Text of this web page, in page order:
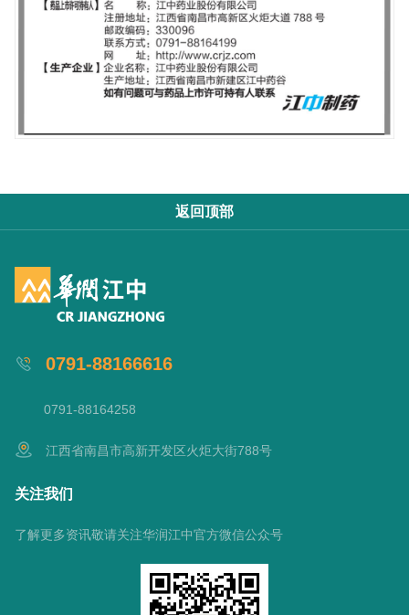
返回顶部
0791-88166616
0791-88164258
江西省南昌市高新开发区火炬大街788号
关注我们
了解更多资讯敬请关注华润江中官方微信公众号